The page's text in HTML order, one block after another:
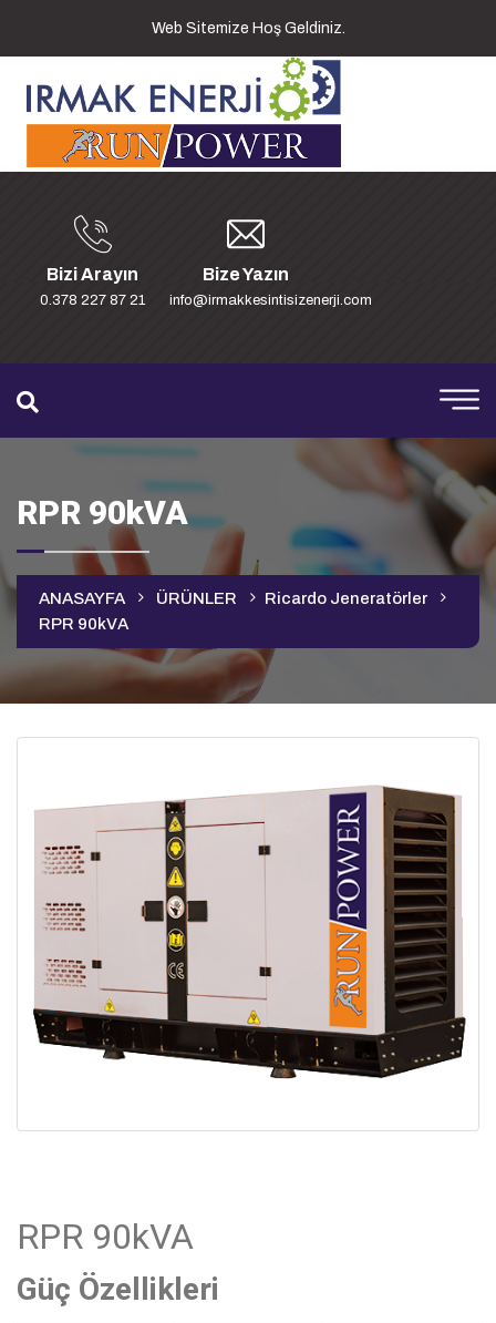
Web Sitemize Hoş Geldiniz.
Bizi Arayın
0.378 227 87 21
Bize Yazın
info@irmakkesintisizenerji.com
RPR 90kVA
ANASAYFA ÜRÜNLER
Ricardo Jeneratörler
RPR 90kVA
RPR 90kVA
Güç Özellikleri